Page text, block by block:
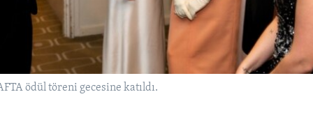
ödül töreni gecesine katıldı.